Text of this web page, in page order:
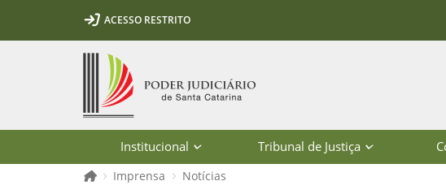
Ir para o conteúdo
Ir para a ferramenta de acessibilidade - Rybená
Ir para o menu principal
Ir para a pesquisa
Ir para o rodapé
Ir para a página inicialACESSO RESTRITO
Institucional Tribunal de Justiça
Página inicial
Imprensa Notícias